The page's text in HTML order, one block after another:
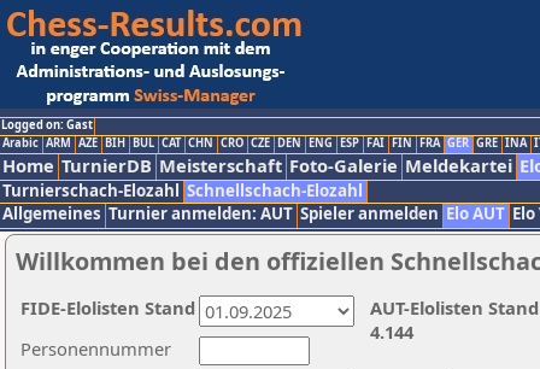
Logged on: Gast
Arabic ARM AZE BIH BUL CAT CHN CRO CZE DEN ENG ESP FAI FIN FRA GER GRE INA
Home TurnierDB Meisterschaft Foto-Galerie Meldekartei
Turnierschach-Elozahl Schnellschach-Elozahl
Allgemeines Turnier anmelden: AUT Spieler anmelden Elo AUT
Willkommen bei den offiziellen
Personennummer
AUT-Elolisten
4.144
FIDE-Elolisten Stand